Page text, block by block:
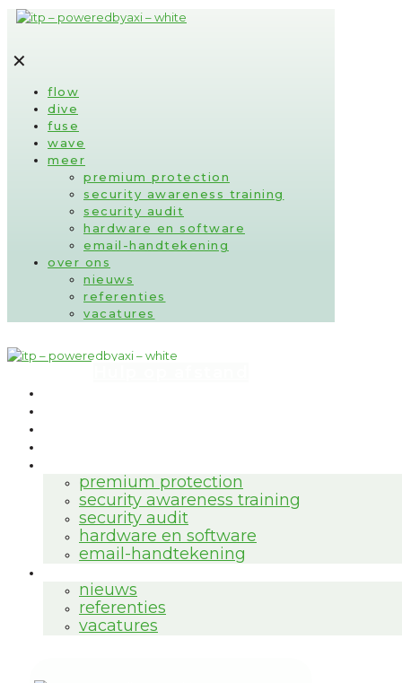
✕
flow
dive
fuse
wave
meer
premium protection
security awareness training
security audit
hardware en software
email-handtekening
over ons
nieuws
referenties
vacatures
premium protection
security awareness training
security audit
hardware en software
email-handtekening
nieuws
referenties
vacatures